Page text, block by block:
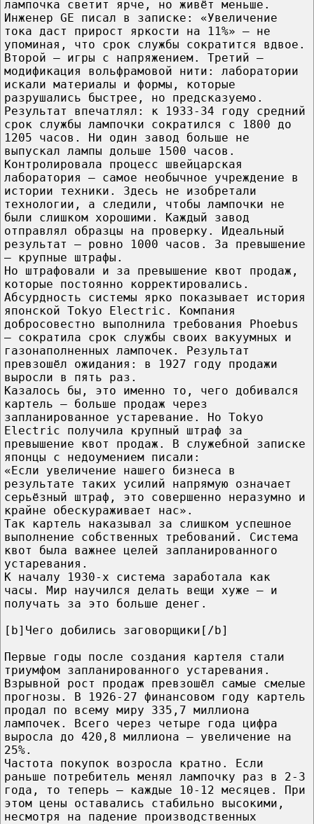
лампочка светит ярче, но живёт меньше.
Инженер GE писал в записке: «Увеличение
тока даст прирост яркости на 11%» — не
упоминая, что срок службы сократится вдвое.
Второй — игры с напряжением. Третий —
модификация вольфрамовой нити: лаборатории
искали материалы и формы, которые
разрушались быстрее, но предсказуемо.
Результат впечатлял: к 1933-34 году средний
срок службы лампочки сократился с 1800 до
1205 часов. Ни один завод больше не
выпускал лампы дольше 1500 часов.
Контролировала процесс швейцарская
лаборатория — самое необычное учреждение в
истории техники. Здесь не изобретали
технологии, а следили, чтобы лампочки не
были слишком хорошими. Каждый завод
отправлял образцы на проверку. Идеальный
результат — ровно 1000 часов. За превышение
— крупные штрафы.
Но штрафовали и за превышение квот продаж,
которые постоянно корректировались.
Абсурдность системы ярко показывает история
японской Tokyo Electric. Компания
добросовестно выполнила требования Phoebus
— сократила срок службы своих вакуумных и
газонаполненных лампочек. Результат
превзошёл ожидания: в 1927 году продажи
выросли в пять раз.
Казалось бы, это именно то, чего добивался
картель — больше продаж через
запланированное устаревание. Но Tokyo
Electric получила крупный штраф за
превышение квот продаж. В служебной записке
японцы с недоумением писали:
«Если увеличение нашего бизнеса в
результате таких усилий напрямую означает
серьёзный штраф, это совершенно неразумно и
крайне обескураживает нас».
Так картель наказывал за слишком успешное
выполнение собственных требований. Система
квот была важнее целей запланированного
устаревания.
К началу 1930-х система заработала как
часы. Мир научился делать вещи хуже — и
получать за это больше денег.
[b]Чего добились заговорщики[/b]
Первые годы после создания картеля стали
триумфом запланированного устаревания.
Взрывной рост продаж превзошёл самые смелые
прогнозы. В 1926-27 финансовом году картель
продал по всему миру 335,7 миллиона
лампочек. Всего через четыре года цифра
выросла до 420,8 миллиона — увеличение на
25%.
Частота покупок возросла кратно. Если
раньше потребитель менял лампочку раз в 2-3
года, то теперь — каждые 10-12 месяцев. При
этом цены оставались стабильно высокими,
несмотря на падение производственных